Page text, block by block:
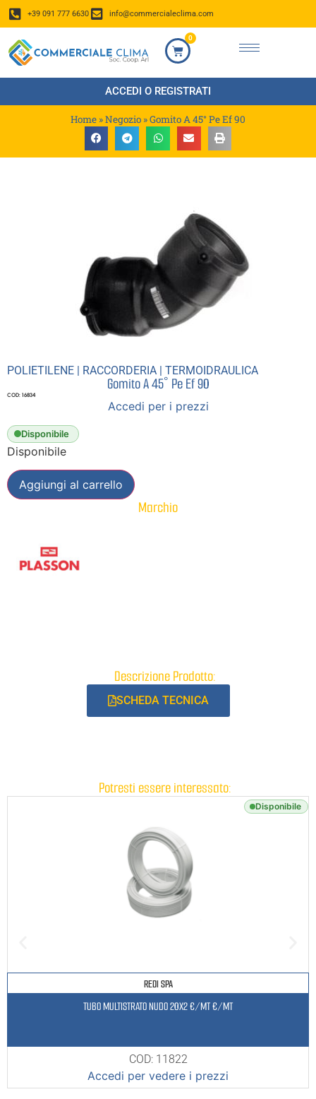
+39 091 777 6630 info@commercialeclima.com
0
ACCEDI O REGISTRATI
Home »Negozio »Gomito A 45° Pe Ef 90
POLIETILENE | RACCORDERIA | TERMOIDRAULICA
Gomito A 45° Pe Ef 90
COD: 16834
Accedi per i prezzi
Disponibile
Disponibile
Aggiungi al carrello
Marchio
Descrizione Prodotto:
SCHEDA TECNICA
Potresti essere interessato:
Disponibile
REDI SPA
TUBO MULTISTRATO NUDO 20X2 €/MT €/MT
COD: 11822
Accedi per vedere i prezzi